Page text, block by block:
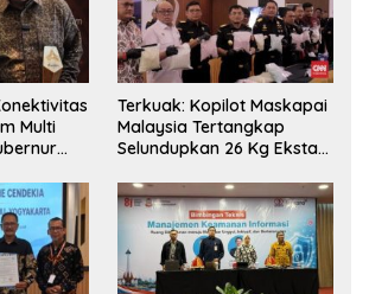
Multi
Terkuak: Kopilot Maskapai
Malaysia Tertangkap
Selundupkan 26 Kg Ekstasi